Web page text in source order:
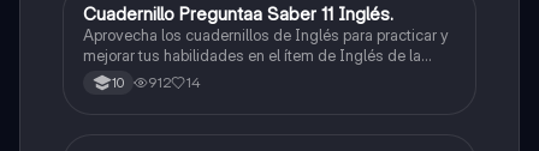
ICFES: Inglés
Cuadernillo Preguntaa Saber 11 Inglés.
Aprovecha los cuadernillos de Inglés para practicar y
mejorar tus habilidades en el ítem de Inglés de la
Prueba Saber 11. 🫡
10 912 14